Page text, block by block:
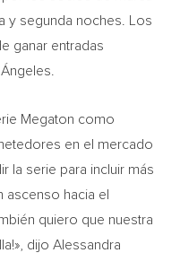
y segunda noches. Los
ganar entradas
Megaton como
en el mercado
la serie para incluir más
ascenso hacia el
quiero que nuestra
dijo Alessandra